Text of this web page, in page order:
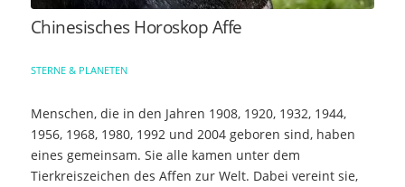
Chinesisches Horoskop Affe
STERNE & PLANETEN
Menschen, die in den Jahren 1908, 1920, 1932, 1944,
1956, 1968, 1980, 1992 und 2004 geboren sind, haben
eines gemeinsam. Sie alle kamen unter dem
Tierkreiszeichen des Affen zur Welt. Dabei vereint sie,